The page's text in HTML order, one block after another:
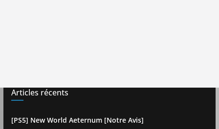
Articles récents
[PS5] New World Aeternum [Notre Avis]